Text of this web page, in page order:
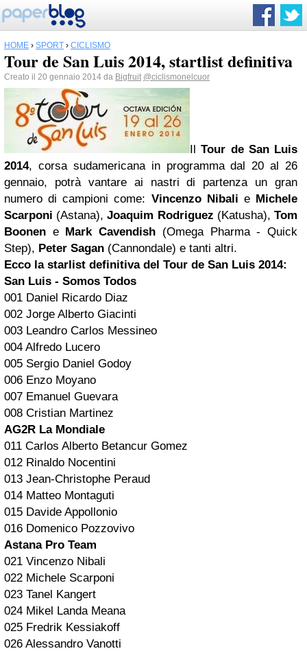
HOME › SPORT › CICLISMO
Tour de San Luis 2014, startlist definitiva
Creato il 20 gennaio 2014 da Bigfruit @ciclismonelcuor
IlTour de San Luis
2014, corsa sudamericana in programma dal 20 al 26
gennaio, potrà vantare ai nastri di partenza un gran
numero di campioni come: Vincenzo Nibali e Michele
Scarponi (Astana), Joaquim Rodriguez (Katusha),Tom
Boonen e Mark Cavendish (Omega Pharma - Quick
Step), Peter Sagan (Cannondale) e tanti altri.
Ecco la starlist definitiva del Tour de San Luis 2014:
San Luis - Somos Todos
001 Daniel Ricardo Diaz
002 Jorge Alberto Giacinti
003 Leandro Carlos Messineo
004 Alfredo Lucero
005 Sergio Daniel Godoy
006 Enzo Moyano
007 Emanuel Guevara
008 Cristian Martinez
AG2R La Mondiale
011 Carlos Alberto Betancur Gomez
012 Rinaldo Nocentini
013 Jean-Christophe Peraud
014 Matteo Montaguti
015 Davide Appollonio
016 Domenico Pozzovivo
AstanaPro Team
021 Vincenzo Nibali
022 Michele Scarponi
023 Tanel Kangert
024 Mikel Landa Meana
025 Fredrik Kessiakoff
026 Alessandro Vanotti